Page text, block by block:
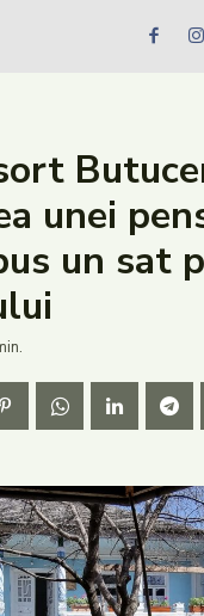
site...
unei
un sat